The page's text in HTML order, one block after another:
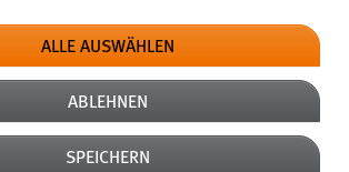
ALLE AUSWÄHLEN
ABLEHNEN
SPEICHERN